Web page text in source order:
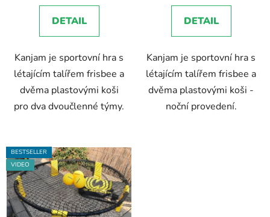
5,0
z
hvězdiček.
DETAIL
Kanjam je sportovní hra s
létajícím talířem frisbee a
dvěma plastovými koši
pro dva dvoučlenné týmy.
5,0
z
hvězdiček.
DETAIL
Kanjam je sportovní hra s
létajícím talířem frisbee a
dvěma plastovými koši -
noční provedení.
BESTSELLER
VIDEO